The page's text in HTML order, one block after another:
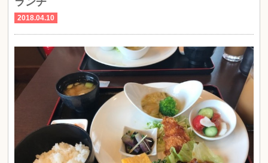
2018.04.10